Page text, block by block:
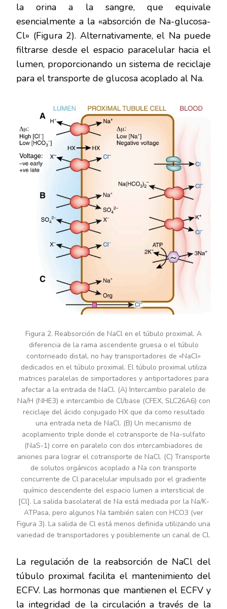
la orina a la sangre, que equivale
esencialmente a la «absorción de Na-glucosa-
Cl» (Figura 2). Alternativamente, el Na puede
filtrarse desde el espacio paracelular hacia el
lumen, proporcionando un sistema de reciclaje
para el transporte de glucosa acoplado al Na.
Figura 2. Reabsorción de NaCl en el túbulo proximal. A
diferencia de la rama ascendente gruesa o el túbulo
contorneado distal, no hay transportadores de «NaCl»
dedicados en el túbulo proximal. El túbulo proximal utiliza
matrices paralelas de simportadores y antiportadores para
afectar a la entrada de NaCl. (A) Intercambio paralelo de
Na/H (NHE3) e intercambio de Cl/base (CFEX, SLC26A6) con
reciclaje del ácido conjugado HX que da como resultado
una entrada neta de NaCl. (B) Un mecanismo de
acoplamiento triple donde el cotransporte de Na-sulfato
(NaS-1) corre en paralelo con dos intercambiadores de
aniones para lograr el cotransporte de NaCl. (C) Transporte
de solutos orgánicos acoplado a Na con transporte
concurrente de Cl paracelular impulsado por el gradiente
químico descendente del espacio lumen a intersticial de
[Cl]. La salida basolateral de Na está mediada por la Na/K-
ATPasa, pero algunos Na también salen con HCO3 (ver
Figura 3). La salida de Cl está menos definida utilizando una
variedad de transportadores y posiblemente un canal de Cl.
La regulación de la reabsorción de NaCl del
túbulo proximal facilita el mantenimiento del
ECFV. Las hormonas que mantienen el ECFV y
la integridad de la circulación a través de la